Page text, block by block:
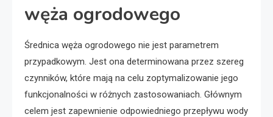
węża ogrodowego
Średnica węża ogrodowego nie jest parametrem
przypadkowym. Jest ona determinowana przez szereg
czynników, które mają na celu zoptymalizowanie jego
funkcjonalności w różnych zastosowaniach. Głównym
celem jest zapewnienie odpowiedniego przepływu wody